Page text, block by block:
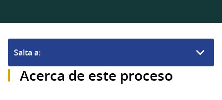
Acerca de este proceso
Salta a: